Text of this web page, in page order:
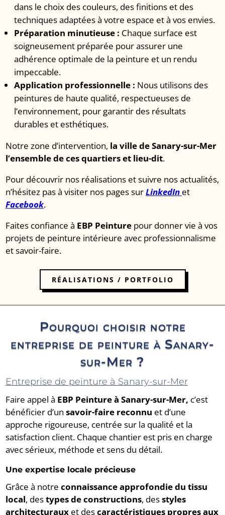
dans le choix des couleurs, des finitions et des
techniques adaptées à votre espace et à vos envies.
Préparation minutieuse : Chaque surface est
soigneusement préparée pour assurer une
adhérence optimale de la peinture et un rendu
impeccable.
Application professionnelle : Nous utilisons des
peintures de haute qualité, respectueuses de
l’environnement, pour garantir des résultats
durables et esthétiques.
Notre zone d’intervention, la ville de Sanary-sur-Mer
l’ensemble de ces quartiers et lieu-dit.
Pour découvrir nos réalisations et suivre nos actualités,
n’hésitez pas à visiter nos pages surLinkedIn et
Facebook.
Faites confiance à EBP Peinture pour donner vie à vos
projets de peinture intérieure avec professionnalisme
et savoir-faire.
RÉALISATIONS / PORTFOLIO
Pourquoi choisir notre
entreprise de peinture à Sanary-
sur-Mer ?
Entreprise de peinture à Sanary-sur-Mer
Faire appel à EBP Peinture à Sanary-sur-Mer, c’est
bénéficier d’unsavoir-faire reconnu et d’une
approche rigoureuse, centrée sur la qualité et la
satisfaction client. Chaque chantier est pris en charge
avec sérieux, méthode et sens du détail.
Une expertise locale précieuse
Grâce à notreconnaissance approfondie du tissu
local, destypes de constructions, desstyles
architecturaux et descaractéristiques propres aux